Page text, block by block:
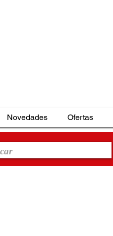
Novedades Ofertas